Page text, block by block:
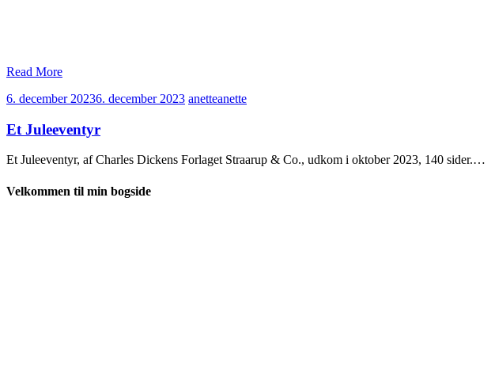
Read More
6. december 20236. december 2023 anetteanette
Et Juleeventyr
Et Juleeventyr, af Charles Dickens Forlaget Straarup & Co., udkom i oktober 2023, 140 sider.…
Velkommen til min bogside